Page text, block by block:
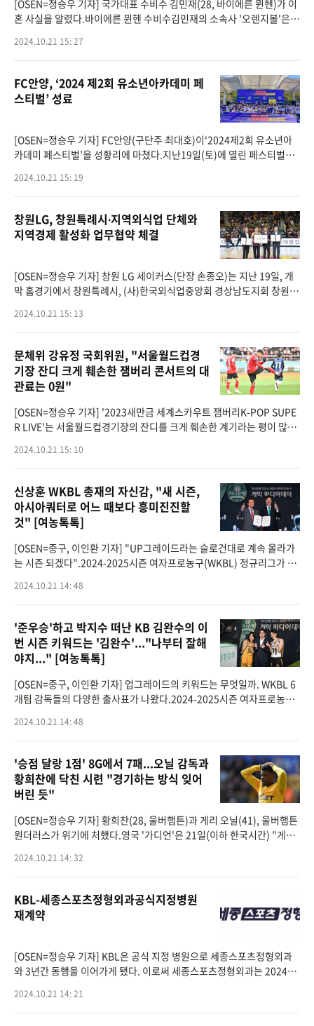
[OSEN=정승우 기자] 국가대표 수비수 김민재(28, 바이에른 뮌헨)가 이
혼 사실을 알렸다.바이에른 뮌헨 수비수김민재의 소속사 '오렌지볼'은 2
을 마무리하
2024.10.21 15: 27
FC안양, ‘2024 제2회 유소년아카데미 페
스티벌’ 성료
[OSEN=정승우 기자] FC안양(구단주 최대호)이‘2024제2회 유소년아
카데미 페스티벌’을 성황리에 마쳤다.지난19일(토)에 열린 페스티벌은
작으로 매년1회
2024.10.21 15: 19
창원LG, 창원특례시∙지역외식업 단체와
지역경제 활성화 업무협약 체결
[OSEN=정승우 기자] 창원 LG 세이커스(단장 손종오)는 지난 19일, 개
막 홈경기에서 창원특례시, (사)한국외식업중앙회 경상남도지회 창원시
체결했다.이번
2024.10.21 15: 13
문체위 강유정 국회위원, "서울월드컵경
기장 잔디 크게 훼손한 잼버리 콘서트의 대
관료는 0원"
[OSEN=정승우 기자] '2023새만금 세계스카우트 잼버리K-POP SUPE
R LIVE'는 서울월드컵경기장의 잔디를 크게 훼손한 계기라는 평이 많다.
료는 '무료'였다는 사실이 확인됐다.
2024.10.21 15: 10
신상훈 WKBL 총재의 자신감, "새 시즌,
아시아쿼터로 어느 때보다 흥미진진할
것" [여농톡톡]
[OSEN=중구, 이인환 기자] "UP그레이드라는 슬로건대로 계속 올라가
는 시즌 되겠다".2024-2025시즌 여자프로농구(WKBL) 정규리그가 오
중구 더 플라자 호텔 서
2024.10.21 14: 48
'준우승'하고 박지수 떠난 KB 김완수의 이
번 시즌 키워드는 '김완수'..."나부터 잘해
야지..." [여농톡톡]
[OSEN=중구, 이인환 기자] 업그레이드의 키워드는 무엇일까. WKBL 6
개팀 감독들의 다양한 출사표가 나왔다.2024-2025시즌 여자프로농구
정에 들어간다. 21일 울 중구 더
2024.10.21 14: 48
'승점 달랑 1점' 8G에서 7패...오닐 감독과
황희찬에 닥친 시련 "경기하는 방식 잊어
버린 듯"
[OSEN=정승우 기자] 황희찬(28, 울버햄튼)과 게리 오닐(41), 울버햄튼
원더러스가 위기에 처했다.영국 '가디언'은 21일(이하 한국시간) "게리
울버햄튼
2024.10.21 14: 32
KBL-세종스포츠정형외과공식지정병원
재계약
[OSEN=정승우 기자] KBL은 공식 지정 병원으로 세종스포츠정형외과
와 3년간 동행을 이어가게 됐다. 이로써 세종스포츠정형외과는 2024-2
원을 맡게 됐다.세종스포츠정형
2024.10.21 14: 21